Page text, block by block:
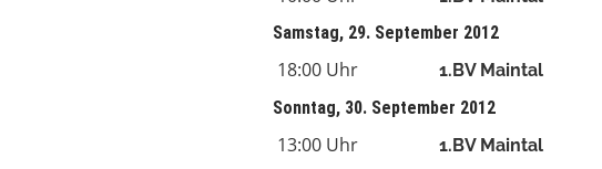
Samstag, 29. September 2012
18:00 Uhr 1.BV Maintal
Sonntag, 30. September 2012
13:00 Uhr 1.BV Maintal